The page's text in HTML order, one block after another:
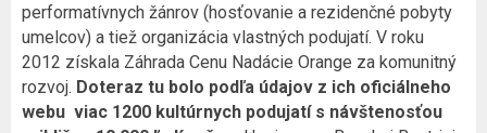
performatívnych žánrov (hosťovanie a rezidenčné pobyty
umelcov) a tiež organizácia vlastných podujatí. V roku
2012 získala Záhrada Cenu Nadácie Orange za komunitný
rozvoj. Doteraz tu bolo podľa údajov z ich oficiálneho
webu viac 1200 kultúrnych podujatí s návštenosťou